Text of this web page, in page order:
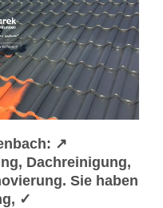
↗️
Dachreinigung,
Sie haben
✓